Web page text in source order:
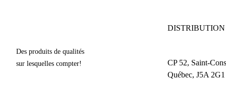
Des produits de qualités
sur lesquelles compter!
DISTRIBUTION
CP 52, Saint-
Québec, J5A 2G1